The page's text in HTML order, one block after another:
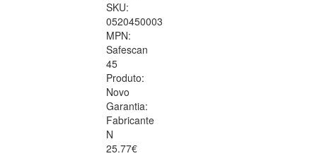
SKU:
0520450003
MPN:
Safescan
45
Produto:
Novo
Garantia:
Fabricante
N
25.77€